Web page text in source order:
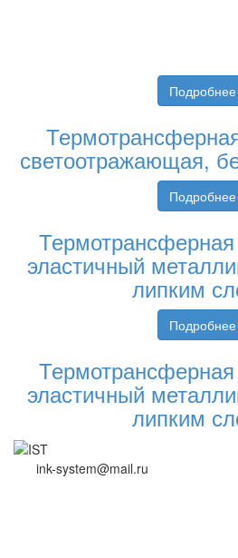
Подробнее
светоотражающая,
Подробнее
эластичный
липким
Подробнее
эластичный
липким
ink-system@mail.ru